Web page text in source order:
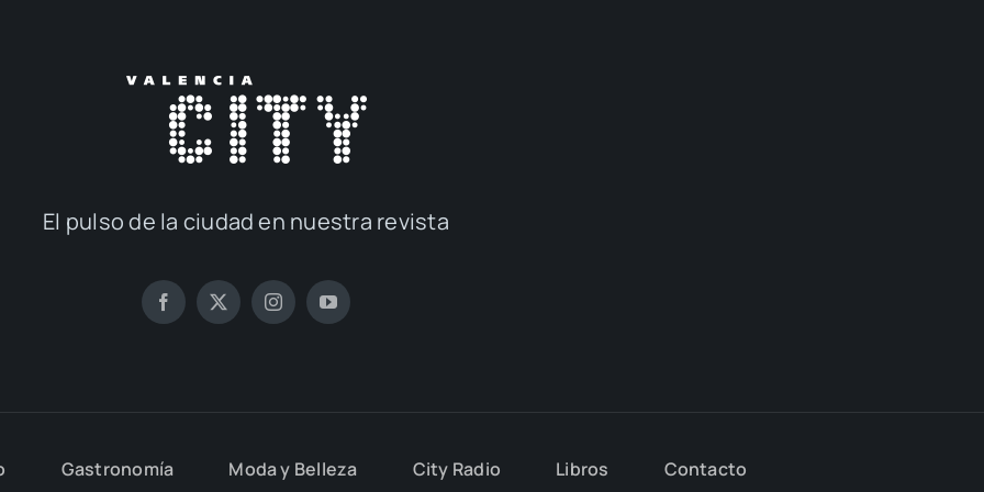
El pul­so de la ciu­dad en nues­tra revis­ta
Gas­tro­no­mía Moda y Belle­za City Radio Libros Con­tac­to